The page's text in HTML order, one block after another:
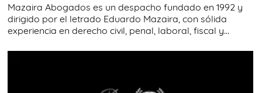
Mazaira Abogados es un despacho fundado en 1992 y
dirigido por el letrado Eduardo Mazaira, con sólida
experiencia en derecho civil, penal, laboral, fiscal y...